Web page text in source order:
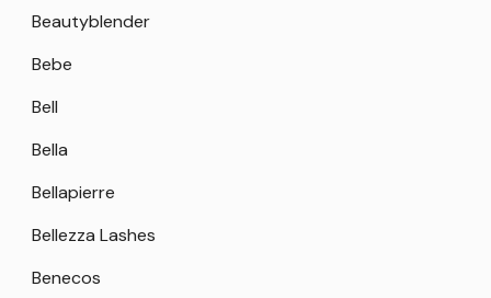
Beautyblender
Bebe
Bell
Bella
Bellapierre
Bellezza Lashes
Benecos